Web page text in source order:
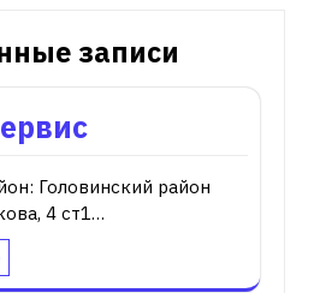
записи
Головинский район
4 ст1…